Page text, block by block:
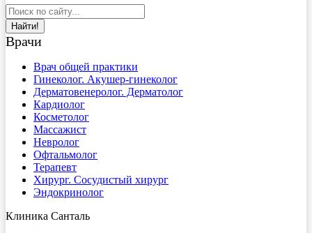
Найти!
Врачи
Врач общей практики
Гинеколог. Акушер-гинеколог
Дерматовенеролог. Дерматолог
Кардиолог
Косметолог
Массажист
Невролог
Офтальмолог
Терапевт
Хирург. Сосудистый хирург
Эндокринолог
Клиника Санталь